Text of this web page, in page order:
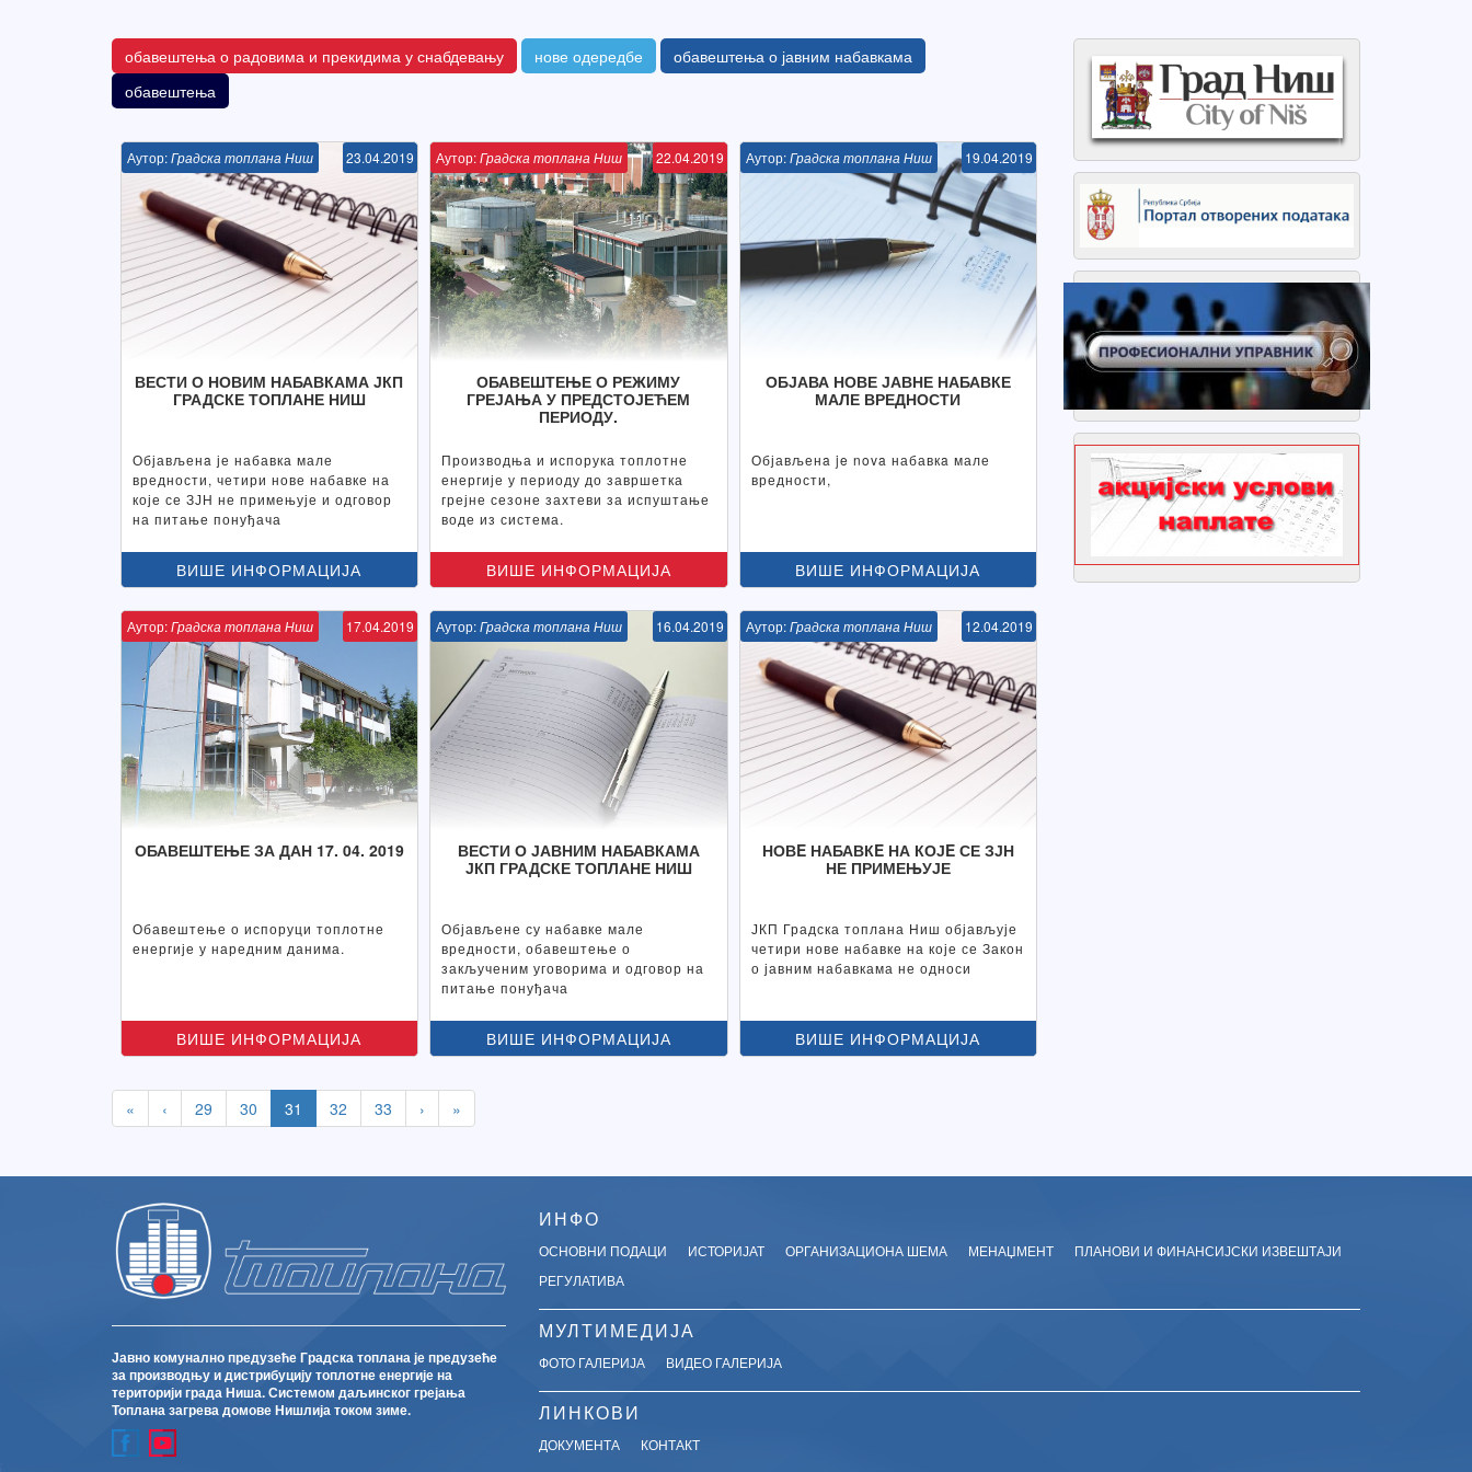
обавештења о радовима и прекидима у снабдевању нове одередбе
обавештења о јавним набавкама
обавештења
Аутор:Градска топлана Ниш 23.04.2019
ВЕСТИ О НОВИМ НАБАВКАМА ЈКП
ГРАДСКЕ ТОПЛАНЕ НИШ
Објављенa је набавка мале
вредности, четири нове набавке на
које се ЗЈН не примењује и одговор
на питање понуђача
ВИШЕ ИНФОРМАЦИЈА
Аутор:Градска топлана Ниш 22.04.2019
ОБАВЕШТЕЊЕ О РЕЖИМУ
ГРЕЈАЊА У ПРЕДСТОЈЕЋЕМ
ПЕРИОДУ.
Производња и испорука топлотне
енергије у периоду до завршетка
грејне сезоне захтеви за испуштање
воде из система.
ВИШЕ ИНФОРМАЦИЈА
Аутор:Градска топлана Ниш 19.04.2019
ОБЈАВА НОВЕ ЈАВНЕ НАБАВКЕ
МАЛЕ ВРЕДНОСТИ
Објављенa je nova набавкa мале
вредности,
ВИШЕ ИНФОРМАЦИЈА
Аутор:Градска топлана Ниш 17.04.2019
ОБАВЕШТЕЊЕ ЗА ДАН 17. 04. 2019
Обавештење о испоруци топлотне
енергије у наредним данима.
ВИШЕ ИНФОРМАЦИЈА
Аутор:Градска топлана Ниш 16.04.2019
ВЕСТИ О ЈАВНИМ НАБАВКАМА
ЈКП ГРАДСКЕ ТОПЛАНЕ НИШ
Објављене су набавке мале
вредности, обавештење о
закљученим уговорима и одговор на
питање понуђача
ВИШЕ ИНФОРМАЦИЈА
Аутор:Градска топлана Ниш 12.04.2019
НОВE НАБАВКE НА КОЈE СЕ ЗЈН
НЕ ПРИМЕЊУЈЕ
ЈКП Градска топлана Ниш објављује
четири нове набавке на које се Закон
о јавним набавкама не односи
ВИШЕ ИНФОРМАЦИЈА
« ‹ 29 30 31 32 33 › »
Јавно комунално предузеће Градска топлана је предузеће
за производњу и дистрибуцију топлотне енергије на
територији града Ниша. Системом даљинског грејања
Топлана загрева домове Нишлија током зиме.
ИНФО
ОСНОВНИ ПОДАЦИ ИСТОРИЈАТ ОРГАНИЗАЦИОНА ШЕМА МЕНАЏМЕНТ
ПЛАНОВИ И ФИНАНСИЈСКИ ИЗВЕШТАЈИ
РЕГУЛАТИВА
МУЛТИМЕДИЈА
ФОТО ГАЛЕРИЈА ВИДЕО ГАЛЕРИЈА
ЛИНКОВИ
ДОКУМЕНТА КОНТАКТ